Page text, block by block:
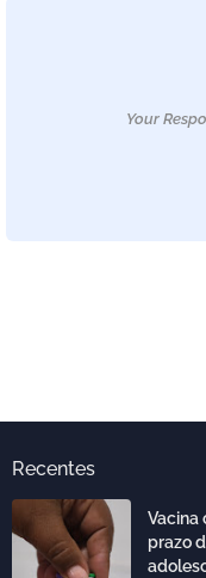
Your
Recentes
Vacina
prazo